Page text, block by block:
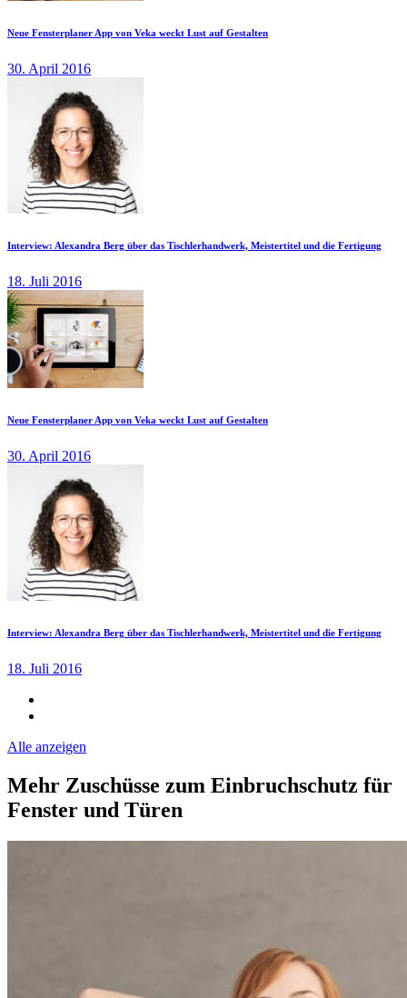
Neue Fensterplaner App von Veka weckt Lust auf Gestalten
30. April 2016
Interview: Alexandra Berg über das Tischlerhandwerk, Meistertitel und die Fertigung
18. Juli 2016
Neue Fensterplaner App von Veka weckt Lust auf Gestalten
30. April 2016
Interview: Alexandra Berg über das Tischlerhandwerk, Meistertitel und die Fertigung
18. Juli 2016
Alle anzeigen
Mehr Zuschüsse zum Einbruchschutz für
Fenster und Türen